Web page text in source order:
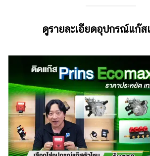
ดูรายละเอียดอุปกรณ์แก๊ส